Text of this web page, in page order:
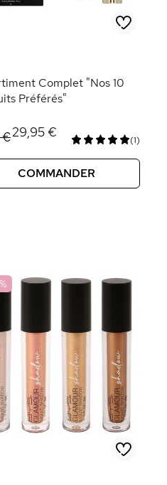
Complet "Nos 10
Préférés"
€29,95 € (1)
COMMANDER
%